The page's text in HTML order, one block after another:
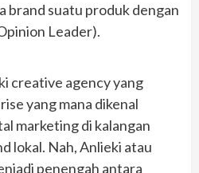
brand suatu produk dengan
Leader).
creative agency yang
yang mana dikenal
marketing di kalangan
lokal. Nah, Anlieki atau
penengah antara